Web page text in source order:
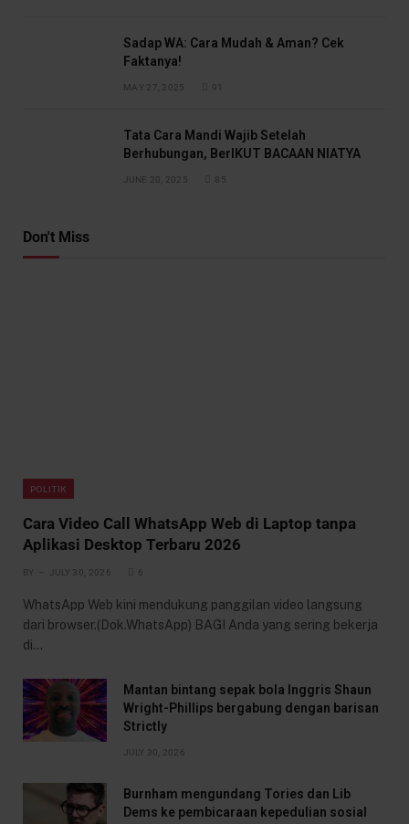
Sadap WA: Cara Mudah & Aman? Cek
Faktanya!
MAY 27, 2025 91
Tata Cara Mandi Wajib Setelah
Berhubungan, BerIKUT BACAAN NIATYA
JUNE 20, 2025 85
Don't Miss
POLITIK
Cara Video Call WhatsApp Web di Laptop tanpa
Aplikasi Desktop Terbaru 2026
BY JULY 30, 2026 6
WhatsApp Web kini mendukung panggilan video langsung
dari browser.(Dok.WhatsApp) BAGI Anda yang sering bekerja
di…
Mantan bintang sepak bola Inggris Shaun
Wright-Phillips bergabung dengan barisan
Strictly
JULY 30, 2026
Burnham mengundang Tories dan Lib
Dems ke pembicaraan kepedulian sosial